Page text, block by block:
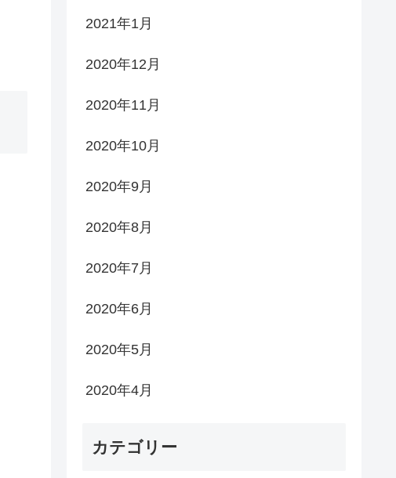
2021年1月
2020年12月
2020年11月
2020年10月
2020年9月
2020年8月
2020年7月
2020年6月
2020年5月
2020年4月
カテゴリー